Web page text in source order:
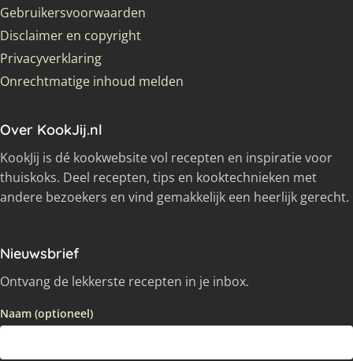
Gebruikersvoorwaarden
Disclaimer en copyright
Privacyverklaring
Onrechtmatige inhoud melden
Over KookJij.nl
KookJij is dé kookwebsite vol recepten en inspiratie voor
thuiskoks. Deel recepten, tips en kooktechnieken met
andere bezoekers en vind gemakkelijk een heerlijk gerecht.
Nieuwsbrief
Ontvang de lekkerste recepten in je inbox.
Naam (optioneel)